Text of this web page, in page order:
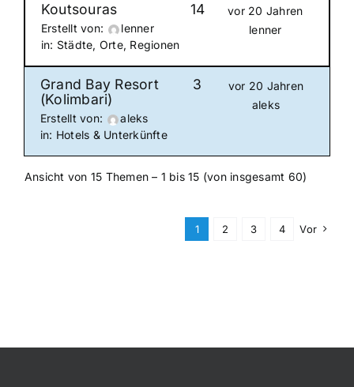
Koutsouras
Erstellt von:
lenner
in: Städte, Orte, Regionen
14
vor 20 Jahren
lenner
Grand Bay Resort
(Kolimbari)
Erstellt von:
aleks
in: Hotels & Unterkünfte
3
vor 20 Jahren
aleks
Ansicht von 15 Themen – 1 bis 15 (von insgesamt 60)
1 2 3 4 Vor